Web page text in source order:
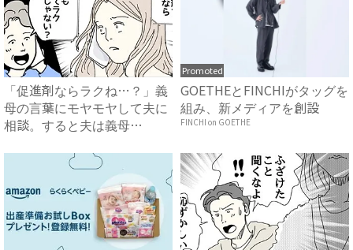
「促進剤ならラクね…？」義
母の言葉にモヤモヤして夫に
相談。すると夫は義母
Promoted
GOETHEとFINCHIがタッグを
組み、新メディアを創設
FINCHI on GOETHE